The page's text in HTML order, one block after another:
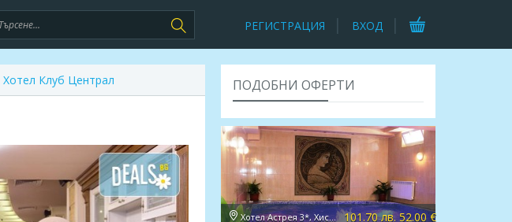
РЕГИСТРАЦИЯ ВХОД
Хотел Клуб Централ ПОДОБНИ ОФЕРТИ
Хотел Астрея 3*, Хисаря 101.70 лв. 52.00 €